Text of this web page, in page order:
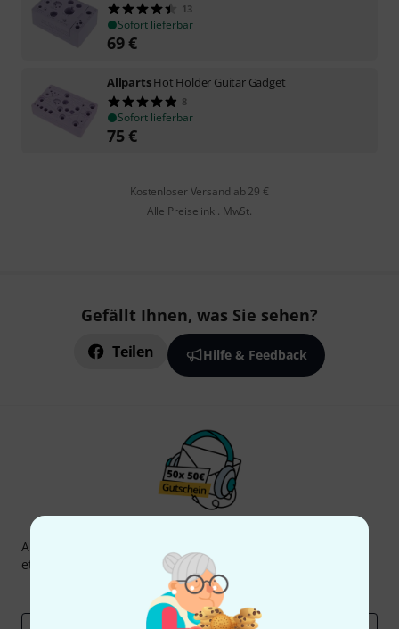
13
Sofort lieferbar
69€
AllpartsHot Holder Guitar Gadget
8
Sofort lieferbar
75€
Kostenloser Versand ab 29 €
Alle Preise inkl. MwSt.
Gefällt Ihnen, was Sie sehen?
Teilen Hilfe & Feedback
Abonniere den Thomann Newsletter und gewinne mit
etwas Glück einen von
50 Gutscheinen
Inspirierende Beiträge
Deals